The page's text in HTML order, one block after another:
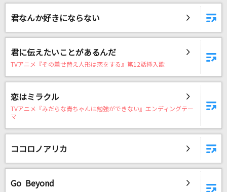
[生音]SUMMER SONG
平熱
お気に召すまま
Eve
鉄道唱歌 <東海道編> 全曲(1～66番)
ダーク・ダックス
市川由紀乃
君なんか好きにならない
君に伝えたいことがあるんだ
TVアニメ『その着せ替え人形は恋をする』第12話挿入歌
恋はミラクル
TVアニメ『みだらな青ちゃんは勉強ができない』エンディングテー
マ
ココロノアリカ
Go Beyond